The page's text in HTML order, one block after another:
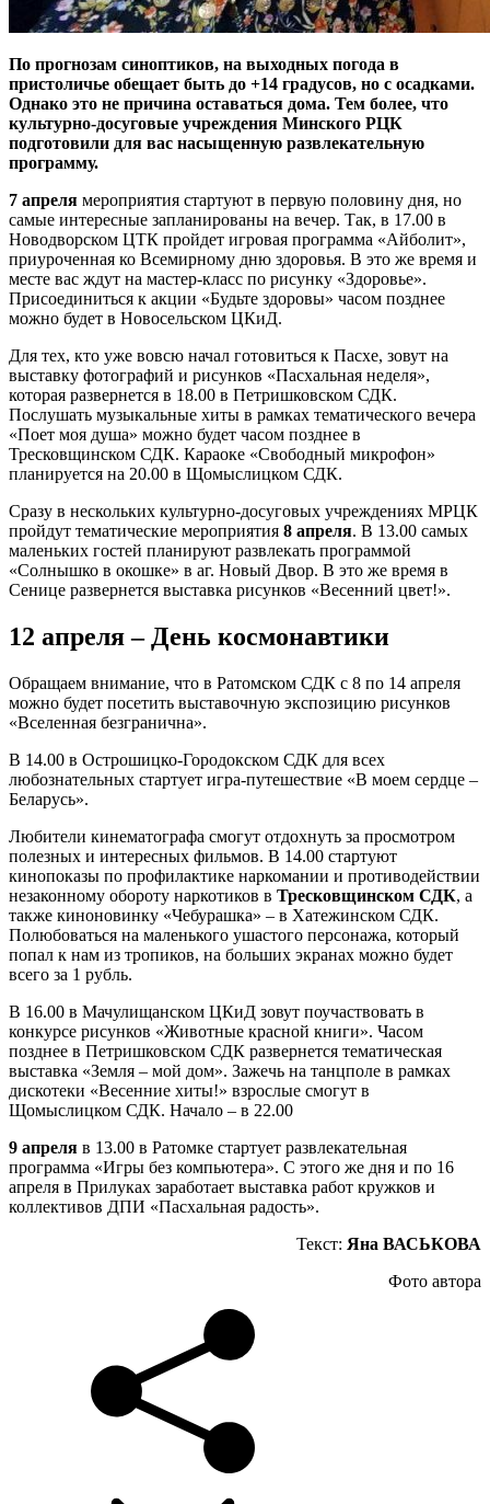
По прогнозам синоптиков, на выходных погода в
пристоличье обещает быть до +14 градусов, но с осадками.
Однако это не причина оставаться дома. Тем более, что
культурно-досуговые учреждения Минского РЦК
подготовили для вас насыщенную развлекательную
программу.
7 апреля мероприятия стартуют в первую половину дня, но
самые интересные запланированы на вечер. Так, в 17.00 в
Новодворском ЦТК пройдет игровая программа «Айболит»,
приуроченная ко Всемирному дню здоровья. В это же время и
месте вас ждут на мастер-класс по рисунку «Здоровье».
Присоединиться к акции «Будьте здоровы» часом позднее
можно будет в Новосельском ЦКиД.
Для тех, кто уже вовсю начал готовиться к Пасхе, зовут на
выставку фотографий и рисунков «Пасхальная неделя»,
которая развернется в 18.00 в Петришковском СДК.
Послушать музыкальные хиты в рамках тематического вечера
«Поет моя душа» можно будет часом позднее в
Тресковщинском СДК. Караоке «Свободный микрофон»
планируется на 20.00 в Щомыслицком СДК.
Сразу в нескольких культурно-досуговых учреждениях МРЦК
пройдут тематические мероприятия 8 апреля. В 13.00 самых
маленьких гостей планируют развлекать программой
«Солнышко в окошке» в аг. Новый Двор. В это же время в
Сенице развернется выставка рисунков «Весенний цвет!».
12 апреля – День космонавтики
Обращаем внимание, что в Ратомском СДК с 8 по 14 апреля
можно будет посетить выставочную экспозицию рисунков
«Вселенная безгранична».
В 14.00 в Острошицко-Городокском СДК для всех
любознательных стартует игра-путешествие «В моем сердце –
Беларусь».
Любители кинематографа смогут отдохнуть за просмотром
полезных и интересных фильмов. В 14.00 стартуют
кинопоказы по профилактике наркомании и противодействии
незаконному обороту наркотиков в Тресковщинском СДК, а
также киноновинку «Чебурашка» – в Хатежинском СДК.
Полюбоваться на маленького ушастого персонажа, который
попал к нам из тропиков, на больших экранах можно будет
всего за 1 рубль.
В 16.00 в Мачулищанском ЦКиД зовут поучаствовать в
конкурсе рисунков «Животные красной книги». Часом
позднее в Петришковском СДК развернется тематическая
выставка «Земля – мой дом». Зажечь на танцполе в рамках
дискотеки «Весенние хиты!» взрослые смогут в
Щомыслицком СДК. Начало – в 22.00
9 апреля в 13.00 в Ратомке стартует развлекательная
программа «Игры без компьютера». С этого же дня и по 16
апреля в Прилуках заработает выставка работ кружков и
коллективов ДПИ «Пасхальная радость».
Текст: Яна ВАСЬКОВА
Фото автора